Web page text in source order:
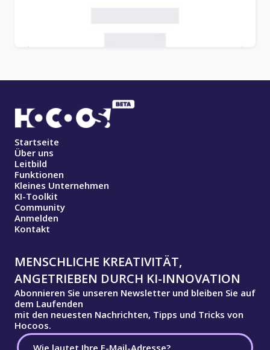
Startseite
Über uns
Leitbild
Funktionen
Kleines Unternehmen
KI-Toolkit
Community
Anmelden
Kontakt
MENSCHLICHE KREATIVITÄT,
ANGETRIEBEN DURCH KI-INNOVATION
Abonnieren Sie unseren Newsletter und bleiben Sie auf
dem Laufenden
mit den neuesten Nachrichten, Tipps und Tricks von
Hocoos.